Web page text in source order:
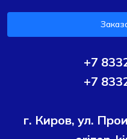
+7
+7
г. Киров, ул.